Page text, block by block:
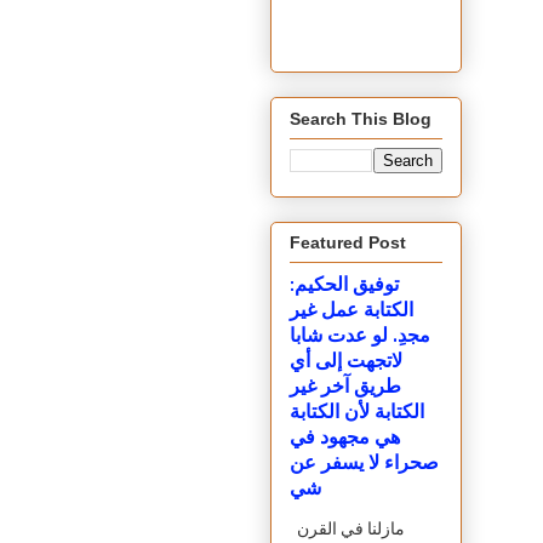
Search This Blog
Featured Post
توفيق الحكيم:
الكتابة عمل غير
مجدِ. لو عدت شابا
لاتجهت إلى أي
طريق آخر غير
الكتابة لأن الكتابة
هي مجهود في
صحراء لا يسفر عن
شي